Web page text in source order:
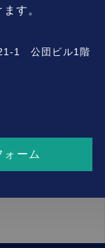
す。
1 公団ビル1階
ォーム